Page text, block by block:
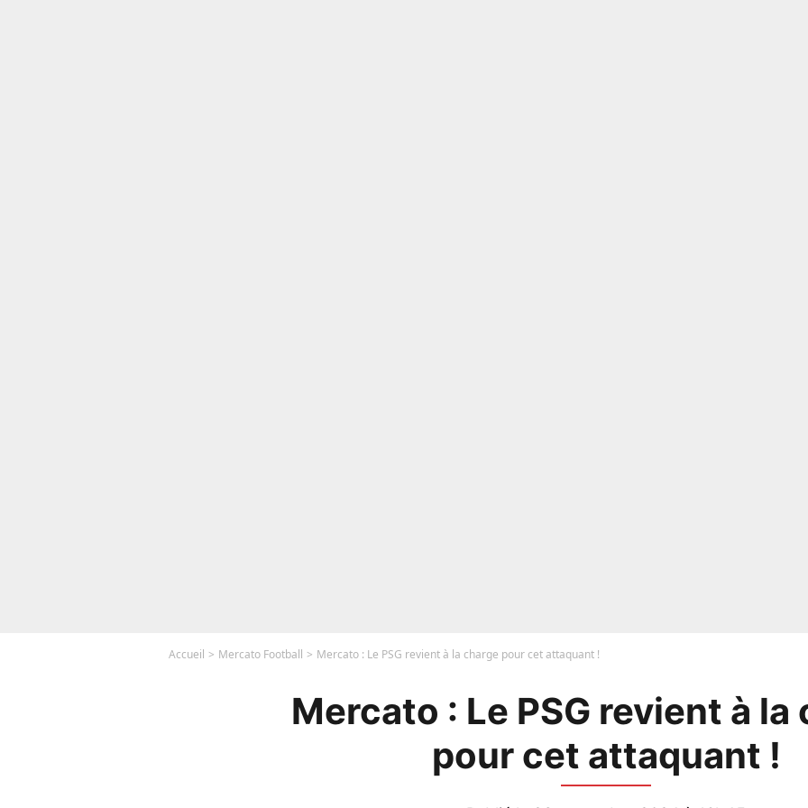
Accueil Mercato Football Mercato : Le PSG revient à la charge pour cet attaquant !
Mercato : Le PSG revient à la
pour cet attaquant !